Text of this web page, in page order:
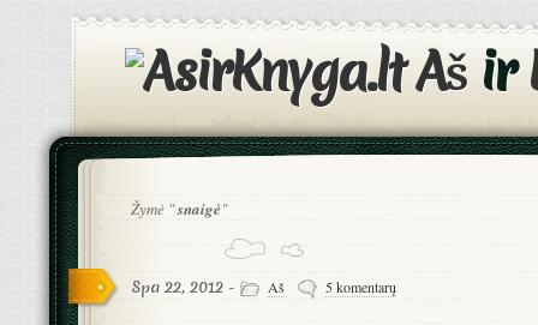
Ašir
Žymė "snaigė"
Spa 22, 2012 - Aš 5 komentarų